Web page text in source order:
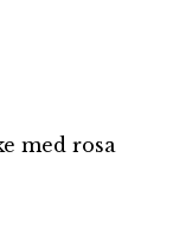
med rosa